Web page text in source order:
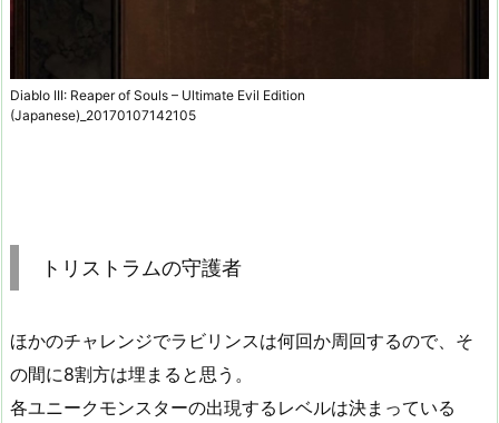
Diablo III: Reaper of Souls – Ultimate Evil Edition
(Japanese)_20170107142105
トリストラムの守護者
ほかのチャレンジでラビリンスは何回か周回するので、そ
の間に8割方は埋まると思う。
各ユニークモンスターの出現するレベルは決まっている